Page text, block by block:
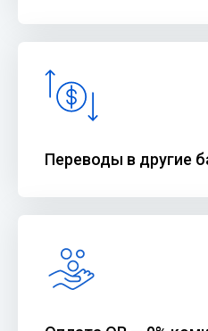
Переводы в другие